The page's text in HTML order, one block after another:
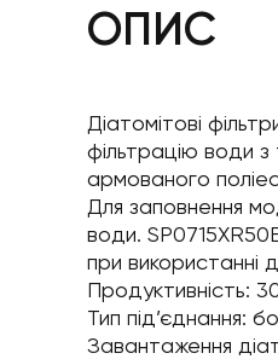
ОПИС
Діатомітові
фільтрацію води з
армованого
Для заповнення
води.
при використанні
Продуктивність:
Тип під’єднання:
Завантаження